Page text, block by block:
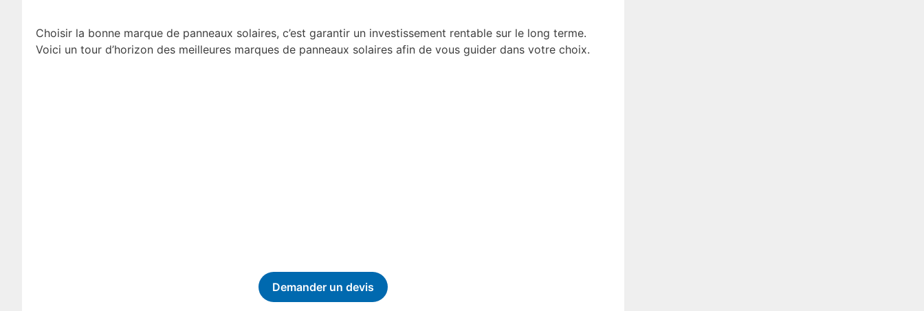
Choisir la bonne marque de panneaux solaires, c’est garantir un investissement rentable sur le long terme.
Voici un tour d’horizon des meilleures marques de panneaux solaires afin de vous guider dans votre choix.
Demander un devis